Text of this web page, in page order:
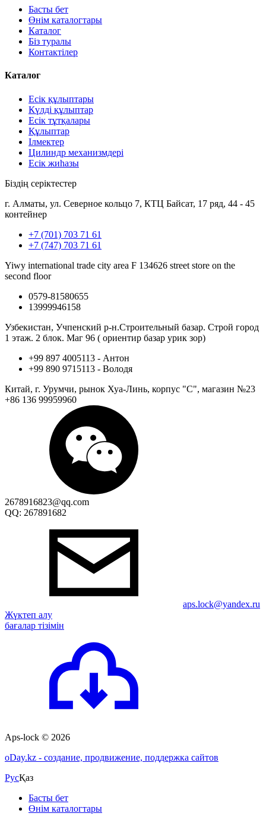
Басты бет
Өнім каталогтары
Каталог
Біз туралы
Контактілер
Каталог
Есік құлыптары
Күлді құлыптар
Есік тұтқалары
Құлыптар
Ілмектер
Цилиндр механизмдері
Есік жиһазы
Біздің серіктестер
г. Алматы, ул. Северное кольцо 7, КТЦ Байсат, 17 ряд, 44 - 45
контейнер
+7 (701) 703 71 61
+7 (747) 703 71 61
Yiwy international trade city area F 134626 street store on the
second floor
0579-81580655
13999946158
Узбекистан, Учпенский р-н.Строительный базар. Строй город
1 этаж. 2 блок. Маг 96 ( ориентир базар урик зор)
+99 897 4005113 - Антон
+99 890 9715113 - Володя
Китай, г. Урумчи, рынок Хуа-Линь, корпус "С", магазин №23
+86 136 99959960
2678916823@qq.com
QQ: 267891682
aps.lock@yandex.ru
Жүктеп алу
бағалар тізімін
Aps-lock © 2026
oDay.kz - создание, продвижение, поддержка сайтов
РусҚаз
Басты бет
Өнім каталогтары